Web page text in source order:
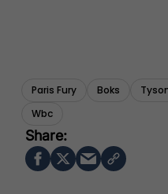
Paris Fury Boks
Wbc